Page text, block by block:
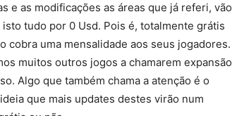
e as modificações as áreas que já referi, vão
tudo por 0 Usd. Pois é, totalmente grátis
cobra uma mensalidade aos seus jogadores.
muitos outros jogos a chamarem expansão
Algo que também chama a atenção é o
que mais updates destes virão num